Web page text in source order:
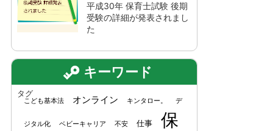
平成30年 保育士試験 後期
受験の詳細が発表されまし
た
キーワード
タグ
こども基本法 オンライン キンタロー。 デ
ジタル化 ベビーキャリア 不安 仕事
保